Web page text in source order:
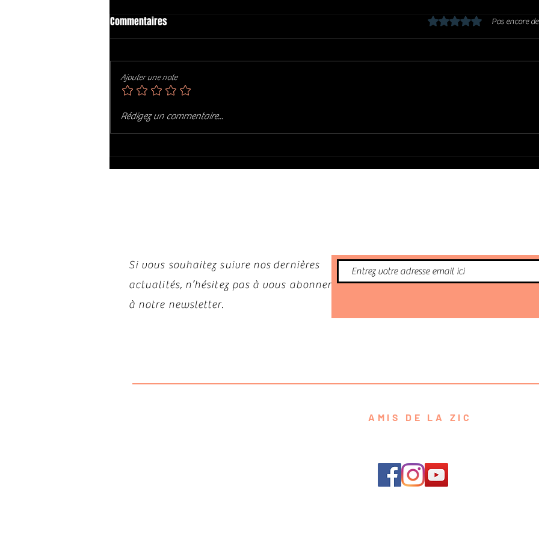
PHIL SWINDLE : Art of Soul (2017)
(2003)
Commentaires Noté 0 étoile sur 5.Pas encore
Ajouter une note
Rédigez un commentaire...
Si vous souhaitez suivre nos dernières
actualités, n’hésitez pas à vous abonner
à notre newsletter.
AMIS DE LA ZIC